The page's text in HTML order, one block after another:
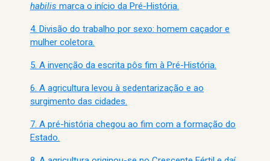
habilis marca o início da Pré-História.
4. Divisão do trabalho por sexo: homem caçador e
mulher coletora.
5. A invenção da escrita pôs fim à Pré-História.
6. A agricultura levou à sedentarização e ao
surgimento das cidades.
7. A pré-história chegou ao fim com a formação do
Estado.